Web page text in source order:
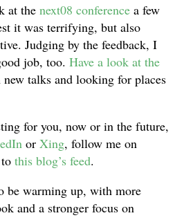
at the next08 conference a few
it was terrifying, but also
Judging by the feedback, I
job, too. Have a look at the
talks and looking for places
for you, now or in the future,
or Xing, follow me on
this blog’s feed.
be warming up, with more
and a stronger focus on